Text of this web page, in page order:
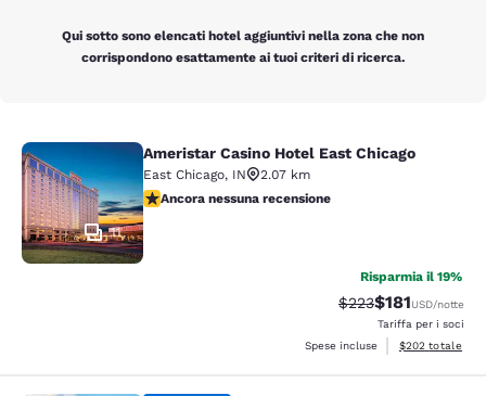
Qui sotto sono elencati hotel aggiuntivi nella zona che non
corrispondono esattamente ai tuoi criteri di ricerca.
Ameristar Casino Hotel East
11
Ameristar Casino Hotel East Chicago
East Chicago, IN
2.07 km
Ancora nessuna recensione
Ancora nessuna recensione
Risparmia il 19%
Tariffa di barratura:
$223Tariffa
$181USD/notte
Tariffa per i soci
Spese incluse
Visualizza i
$202 totale